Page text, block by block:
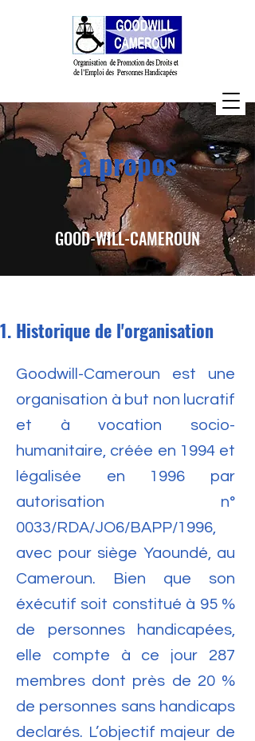
à propos
GOOD-WILL-CAMEROUN
Historique de l'organisation
Goodwill-Cameroun est une
organisation à but non lucratif
et à vocation socio-
humanitaire, créée en 1994 et
légalisée en 1996 par
autorisation n°
0033/RDA/JO6/BAPP/1996,
avec pour siège Yaoundé, au
Cameroun. Bien que son
éxécutif soit constitué à 95 %
de personnes handicapées,
elle compte à ce jour 287
membres dont près de 20 %
de personnes sans handicaps
declarés. L’objectif majeur de